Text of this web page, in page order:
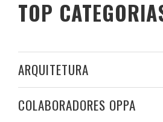
TOP
ARQUITETURA
COLABORADORES OPPA